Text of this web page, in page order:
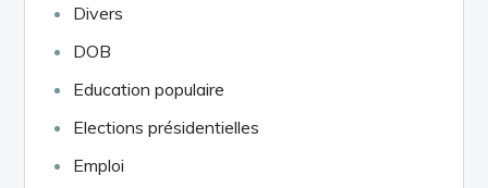
Divers
DOB
Education populaire
Elections présidentielles
Emploi